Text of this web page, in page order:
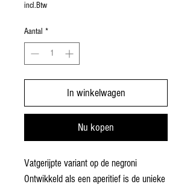
incl.Btw
Aantal *
In winkelwagen
Nu kopen
Vatgerijpte variant op de negroni
Ontwikkeld als een aperitief is de unieke